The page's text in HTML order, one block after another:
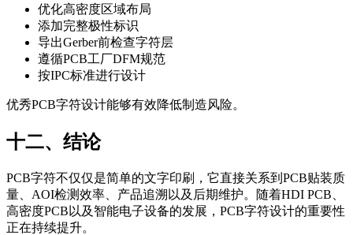
优化高密度区域布局
添加完整极性标识
导出Gerber前检查字符层
遵循PCB工厂DFM规范
按IPC标准进行设计
优秀PCB字符设计能够有效降低制造风险。
十二、结论
PCB字符不仅仅是简单的文字印刷，它直接关系到PCB贴装质
量、AOI检测效率、产品追溯以及后期维护。随着HDI PCB、
高密度PCB以及智能电子设备的发展，PCB字符设计的重要性
正在持续提升。